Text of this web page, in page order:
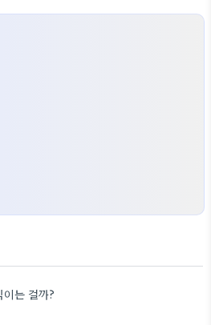
는 걸까?